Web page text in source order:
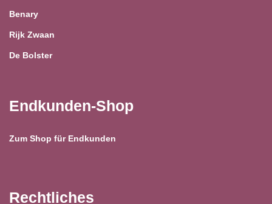
Benary
Rijk Zwaan
De Bolster
Endkunden-Shop
Zum Shop für Endkunden
Rechtliches